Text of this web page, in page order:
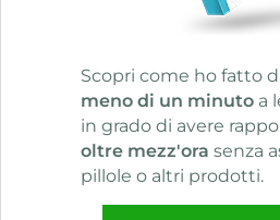
Scopri come ho fatto
meno di un minutoa
in grado di avere
oltre mezz'ora senza
pillole o altri prodotti.